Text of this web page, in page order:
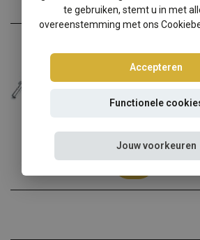
Volkswagen Touran
1050 kg
Incl. btw
te gebruiken, stemt u in met
overeenstemming met ons
Accepteren
Functionele
Jouw voorkeuren